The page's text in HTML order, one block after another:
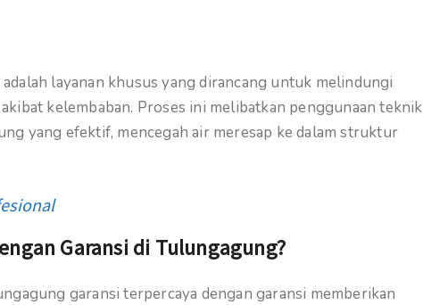
layanan khusus yang dirancang untuk melindungi
kelembaban. Proses ini melibatkan penggunaan teknik
yang efektif, mencegah air meresap ke dalam struktur
Garansi di Tulungagung?
garansi terpercaya dengan garansi memberikan